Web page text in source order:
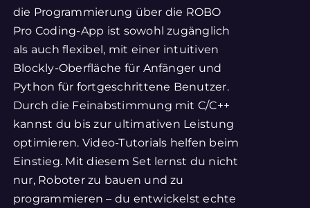
die Programmierung über die ROBO
Pro Coding-App ist sowohl zugänglich
als auch flexibel, mit einer intuitiven
Blockly-Oberfläche für Anfänger und
Python für fortgeschrittene Benutzer.
Durch die Feinabstimmung mit C/C++
kannst du bis zur ultimativen Leistung
optimieren. Video-Tutorials helfen beim
Einstieg. Mit diesem Set lernst du nicht
nur, Roboter zu bauen und zu
programmieren – du entwickelst echte